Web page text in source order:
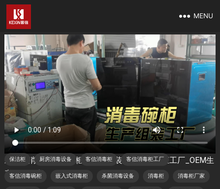
MENU
杀菌、消毒、保洁碗柜的生产组装过程，消毒柜工厂
厨卫电器售后 2023 年 12 月 14 日
我们日常厨房中使用的餐具杀菌、消毒、保洁碗柜的生产组
装过程，消毒柜工厂真实的厨房嵌入式消毒柜组装加工流
程！广东佛山市客信电器有限公司，家用智能厨房电器厂
家，厨房消毒设备（餐具杀菌消毒烘干保洁柜）的生产视
频！
杀菌、消毒、保洁碗柜的生产组装过程，消毒柜工厂_OEM生
产批发厂家
保洁柜 厨房消毒设备 客信消毒柜 客信消毒柜工厂
客信消毒碗柜 嵌入式消毒柜 杀菌消毒设备 消毒柜 消毒柜厂家